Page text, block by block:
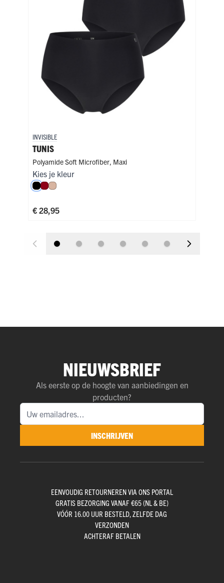
INVISIBLE
TUNIS
Polyamide Soft Microfiber, Maxi
Kies je kleur
Zwart
Donkerrood
Caffè Latte
€ 28,95
NIEUWSBRIEF
Als eerste op de hoogte van aanbiedingen en
producten?
INSCHRIJVEN
EENVOUDIG RETOURNEREN VIA ONS PORTAL
GRATIS BEZORGING VANAF €65 (NL & BE)
VÓÓR 16.00 UUR BESTELD, ZELFDE DAG
VERZONDEN
ACHTERAF BETALEN